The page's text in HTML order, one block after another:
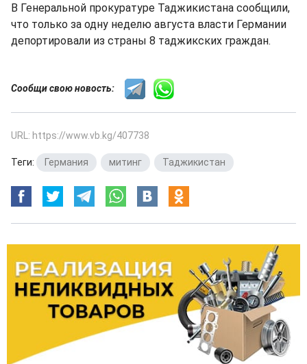
В Генеральной прокуратуре Таджикистана сообщили,
что только за одну неделю августа власти Германии
депортировали из страны 8 таджикских граждан.
Сообщи свою новость:
URL: https://www.vb.kg/407738
Теги: Германия митинг Таджикистан